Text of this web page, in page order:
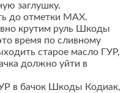
заглушку.
до отметки MAX.
крутим руль Шкоды
время по сливному
старое масло ГУР,
должно уйти в
в бачок Шкоды Кодиак,